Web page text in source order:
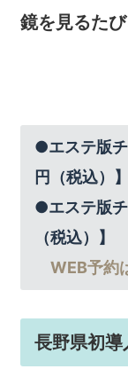
鏡を見るた
●エステ版
円（税込）】
●エステ版
（税込）】
WEB予約
長野県初導